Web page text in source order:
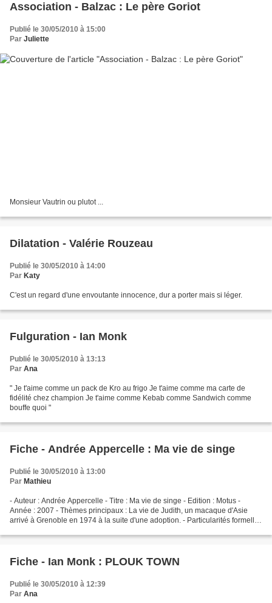
Association - Balzac : Le père Goriot
Publié le 30/05/2010 à 15:00
Par Juliette
Monsieur Vautrin ou plutot ...
Dilatation - Valérie Rouzeau
Publié le 30/05/2010 à 14:00
Par Katy
C'est un regard d'une envoutante innocence, dur a porter mais si léger.
Fulguration - Ian Monk
Publié le 30/05/2010 à 13:13
Par Ana
" Je t'aime comme un pack de Kro au frigo Je t'aime comme ma carte de
fidélité chez champion Je t'aime comme Kebab comme Sandwich comme
bouffe quoi "
Fiche - Andrée Appercelle : Ma vie de singe
Publié le 30/05/2010 à 13:00
Par Mathieu
- Auteur : Andrée Appercelle - Titre : Ma vie de singe - Edition : Motus -
Année : 2007 - Thèmes principaux : La vie de Judith, un macaque d'Asie
arrivé à Grenoble en 1974 à la suite d'une adoption. - Particularités formelles
Fiche - Ian Monk : PLOUK TOWN
Publié le 30/05/2010 à 12:39
Par Ana